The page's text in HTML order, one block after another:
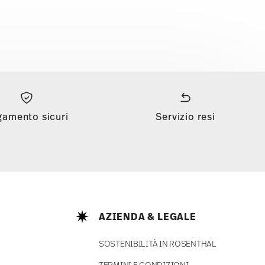
sicuri Servizio resi
AZIENDA & LEGALE
SOSTENIBILITÀ IN ROSENTHAL